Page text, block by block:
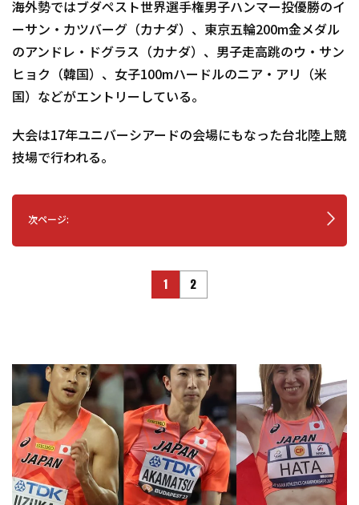
海外勢ではブダペスト世界選手権男子ハンマー投優勝のイ
ーサン・カツバーグ（カナダ）、東京五輪200m金メダル
のアンドレ・ドグラス（カナダ）、男子走高跳のウ・サン
ヒョク（韓国）、女子100mハードルのニア・アリ（米
国）などがエントリーしている。
大会は17年ユニバーシアードの会場にもなった台北陸上競
技場で行われる。
次ページ:
1 2